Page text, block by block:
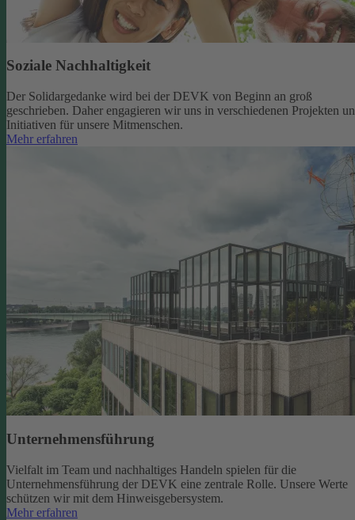
Soziale Nachhaltigkeit
Der Solidargedanke wird bei der DEVK von Beginn an groß
geschrieben. Daher engagieren wir uns in verschiedenen Projekten
Initiativen für unsere Mitmenschen.
Mehr erfahren
Unternehmensführung
Vielfalt im Team und nachhaltiges Handeln spielen für die
Unternehmensführung der DEVK eine zentrale Rolle. Unsere Werte
schützen wir mit dem Hinweisgebersystem.
Mehr erfahren